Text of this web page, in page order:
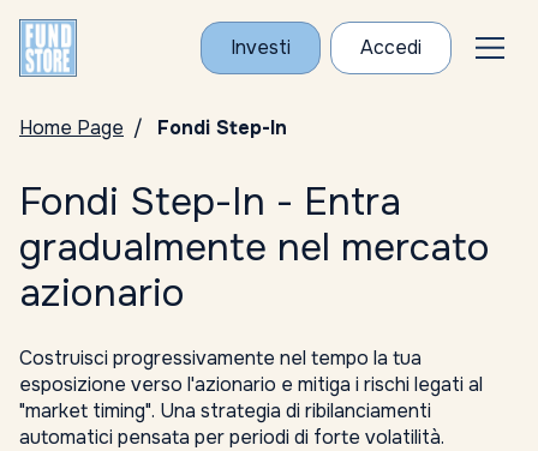
Investi Accedi
Home Page Fondi Step-In
Fondi Step-In - Entra
gradualmente nel mercato
azionario
Costruisci progressivamente nel tempo la tua
esposizione verso l'azionario e mitiga i rischi legati al
"market timing". Una strategia di ribilanciamenti
automatici pensata per periodi di forte volatilità.